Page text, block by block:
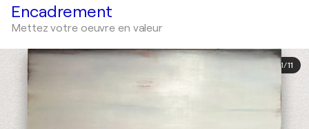
Encadrement
Mettez votre oeuvre en valeur
1/11